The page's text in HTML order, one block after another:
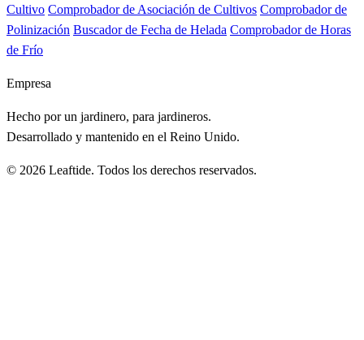
Cultivo Comprobador de Asociación de Cultivos Comprobador de
Polinización Buscador de Fecha de Helada Comprobador de Horas
de Frío
Empresa
Hecho por un jardinero, para jardineros.
Desarrollado y mantenido en el Reino Unido.
© 2026 Leaftide. Todos los derechos reservados.